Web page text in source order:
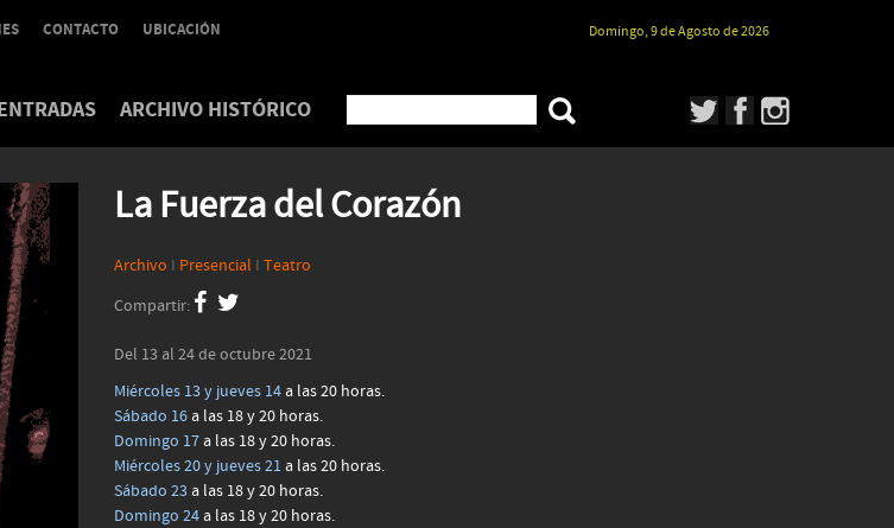
CONTACTO UBICACIÓN Domingo, 9 de Agosto de 2026
ARCHIVO HISTÓRICO
La Fuerza del Corazón
Archivo I Presencial I Teatro
Compartir:
Del 13 al 24 de octubre 2021
Miércoles 13 y jueves 14 a las 20 horas.
Sábado 16 a las 18 y 20 horas.
Domingo 17 a las 18 y 20 horas.
Miércoles 20 y jueves 21 a las 20 horas.
Sábado 23 a las 18 y 20 horas.
Domingo 24 a las 18 y 20 horas.